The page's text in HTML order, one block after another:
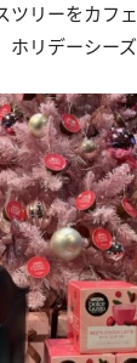
リーをカフ
リデーシーズ